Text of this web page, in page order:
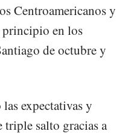
Centroamericanos y
principio en los
de octubre y
expectativas y
salto gracias a